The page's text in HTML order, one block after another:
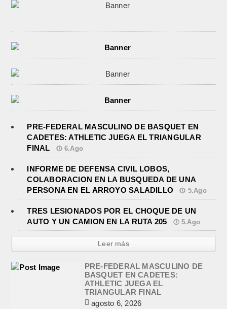
PRE-FEDERAL MASCULINO DE BASQUET EN
CADETES: ATHLETIC JUEGA EL TRIANGULAR
FINAL
6.Ago
INFORME DE DEFENSA CIVIL LOBOS,
COLABORACION EN LA BUSQUEDA DE UNA
PERSONA EN EL ARROYO SALADILLO
5.Ago
TRES LESIONADOS POR EL CHOQUE DE UN
AUTO Y UN CAMION EN LA RUTA 205
5.Ago
Leer más
PRE-FEDERAL MASCULINO DE
BASQUET EN CADETES:
ATHLETIC JUEGA EL
TRIANGULAR FINAL
agosto 6, 2026